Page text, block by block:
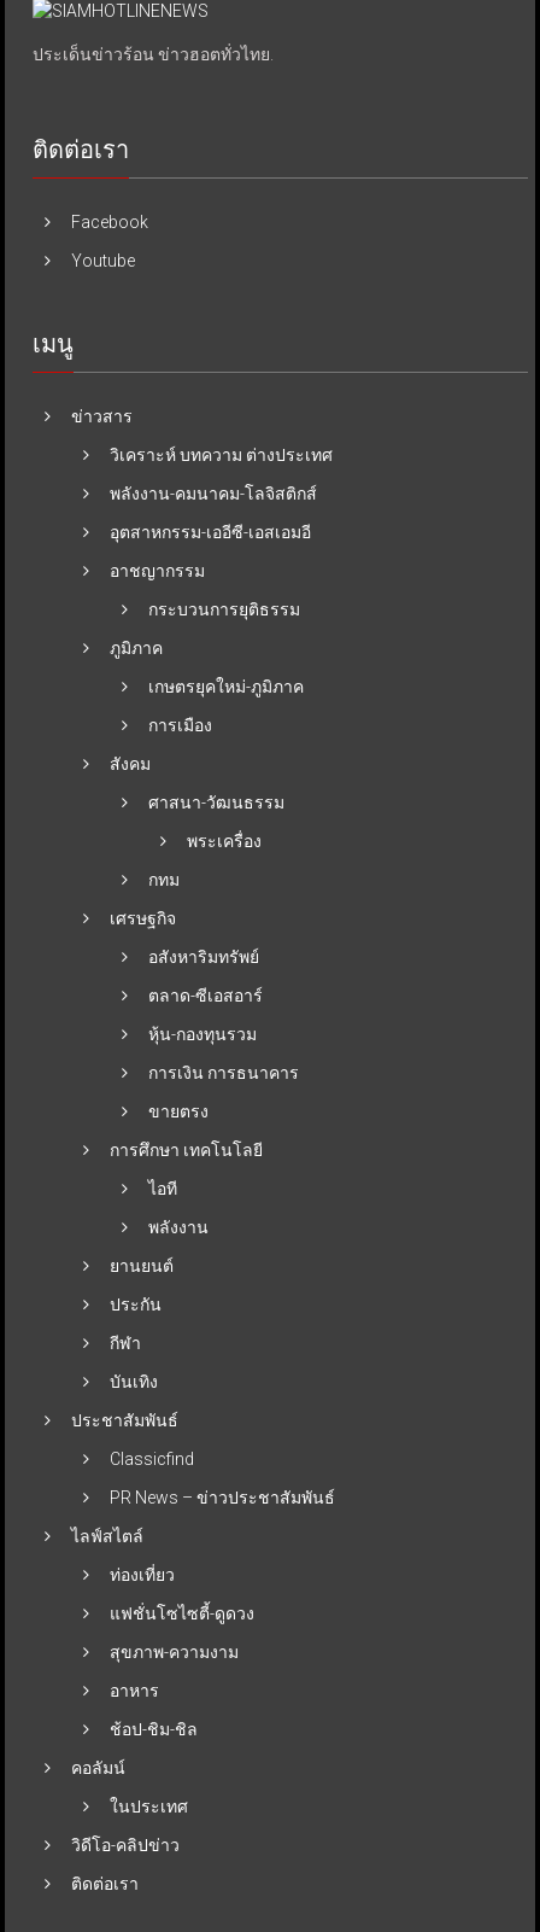
ประเด็นข่าวร้อน ข่าวฮอตทั่วไทย.
ติดต่อเรา
Facebook
Youtube
เมนู
ข่าวสาร
วิเคราะห์ บทความ ต่างประเทศ
พลังงาน-คมนาคม-โลจิสติกส์
อุตสาหกรรม-เออีซี-เอสเอมอี
อาชญากรรม
กระบวนการยุติธรรม
ภูมิภาค
เกษตรยุคใหม่-ภูมิภาค
การเมือง
สังคม
ศาสนา-วัฒนธรรม
พระเครื่อง
กทม
เศรษฐกิจ
อสังหาริมทรัพย์
ตลาด-ซีเอสอาร์
หุ้น-กองทุนรวม
การเงิน การธนาคาร
ขายตรง
การศึกษา เทคโนโลยี
ไอที
พลังงาน
ยานยนต์
ประกัน
กีฬา
บันเทิง
ประชาสัมพันธ์
Classicfind
PR News – ข่าวประชาสัมพันธ์
ไลฟ์สไตล์
ท่องเที่ยว
แฟชั่นโซไซตี้-ดูดวง
สุขภาพ-ความงาม
อาหาร
ช้อป-ชิม-ชิล
คอลัมน์
ในประเทศ
วิดีโอ-คลิปข่าว
ติดต่อเรา